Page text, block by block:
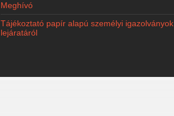
Meghívó
Tájékoztató papír alapú személyi igazolványok
lejáratáról